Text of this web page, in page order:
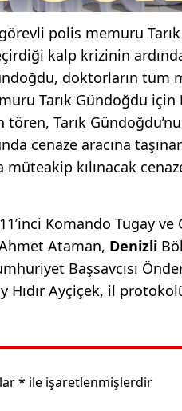
polis memuru Tarık
kalp krizinin
doktorların tüm
Tarık Gündoğdu için
Tarık
cenaze aracına
kılınacak
Komando Tugay
Ataman, Denizli
Başsavcısı
Hıdır Ayçiçek, il
* ile işaretlenmişlerdir